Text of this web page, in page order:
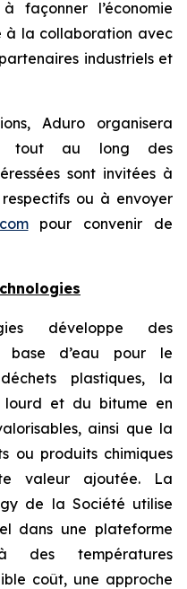
façonner l’économie
à la collaboration avec
industriels et
Aduro organisera
tout au long des
sont invitées à
ou à envoyer
pour convenir de
développe des
base d’eau pour le
plastiques, la
lourd et du bitume en
ainsi que la
ou produits chimiques
valeur ajoutée. La
de la Société utilise
dans une plateforme
des températures
coût, une approche